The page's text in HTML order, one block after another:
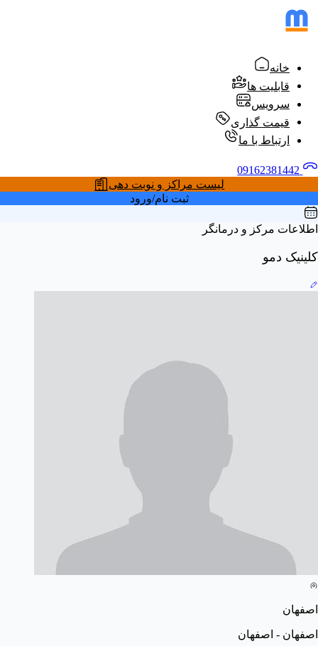
خانه
قابلیت ها
سرویس
قیمت گذاری
ارتباط با ما
لیست مراکز و نوبت دهی
ثبت نام/ورود
اطلاعات مرکز و درمانگر
کلینیک دمو
اصفهان
اصفهان - اصفهان